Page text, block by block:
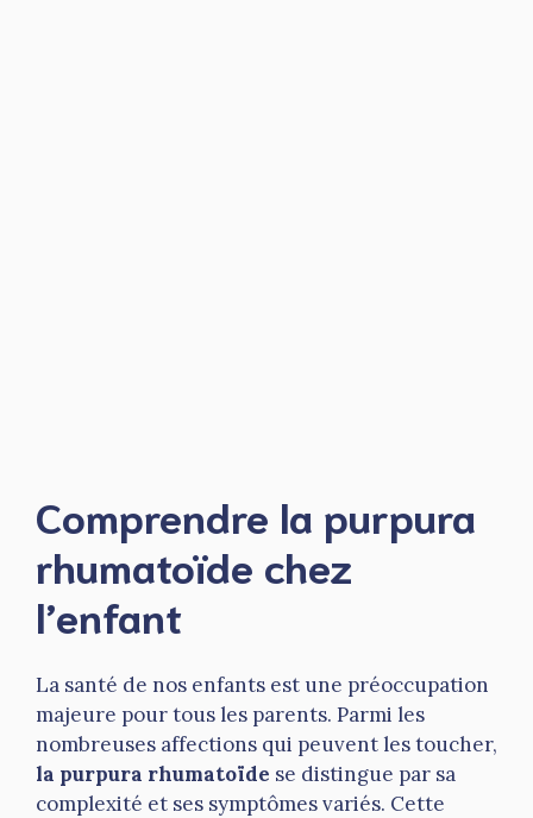
Comprendre la purpura
rhumatoïde chez
l’enfant
La santé de nos enfants est une préoccupation
majeure pour tous les parents. Parmi les
nombreuses affections qui peuvent les toucher,
la purpura rhumatoïde se distingue par sa
complexité et ses symptômes variés. Cette